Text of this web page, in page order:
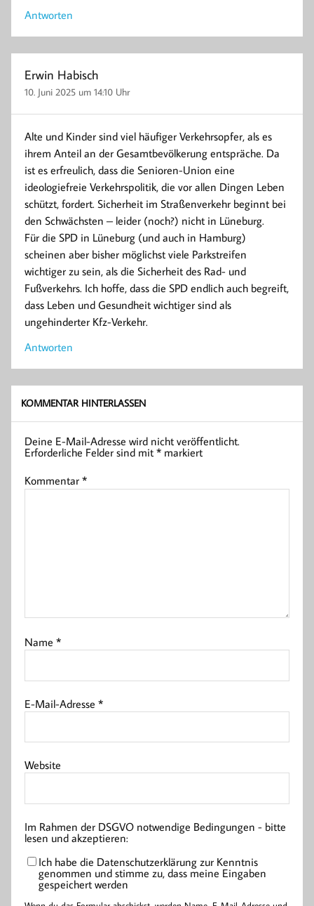
Antworten
Erwin Habisch
10. Juni 2025 um 14:10 Uhr
Alte und Kinder sind viel häufiger Verkehrsopfer, als es
ihrem Anteil an der Gesamtbevölkerung entspräche. Da
ist es erfreulich, dass die Senioren-Union eine
ideologiefreie Verkehrspolitik, die vor allen Dingen Leben
schützt, fordert. Sicherheit im Straßenverkehr beginnt bei
den Schwächsten – leider (noch?) nicht in Lüneburg.
Für die SPD in Lüneburg (und auch in Hamburg)
scheinen aber bisher möglichst viele Parkstreifen
wichtiger zu sein, als die Sicherheit des Rad- und
Fußverkehrs. Ich hoffe, dass die SPD endlich auch begreift,
dass Leben und Gesundheit wichtiger sind als
ungehinderter Kfz-Verkehr.
Antworten
KOMMENTAR HINTERLASSEN
Deine E-Mail-Adresse wird nicht veröffentlicht.
Erforderliche Felder sind mit* markiert
Kommentar*
Name*
E-Mail-Adresse*
Website
Im Rahmen der DSGVO notwendige Bedingungen - bitte
lesen und akzeptieren:
Ich habe die Datenschutzerklärung zur Kenntnis
genommen und stimme zu, dass meine Eingaben
gespeichert werden